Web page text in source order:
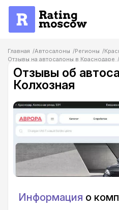
Главная Автосалоны Регионы
Отзывы на автосалоны в Краснодаре
Отзывы об автосалоне Аврора
Отзывы об
Колхозная
Информация о